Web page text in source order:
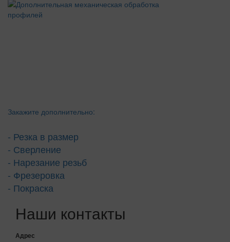
Закажите дополнительно:
- Резка в размер
- Сверление
- Нарезание резьб
- Фрезеровка
- Покраска
Наши контакты
Адрес